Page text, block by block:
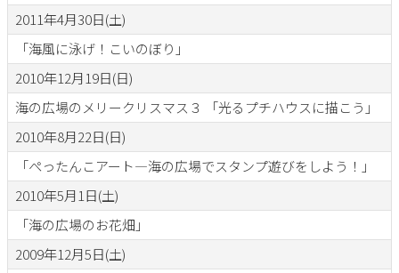
2011年4月30日(土)
「海風に泳げ！こいのぼり」
2010年12月19日(日)
海の広場のメリークリスマス３ 「光るプチハウスに描こう」
2010年8月22日(日)
「ぺったんこアート―海の広場でスタンプ遊びをしよう！」
2010年5月1日(土)
「海の広場のお花畑」
2009年12月5日(土)